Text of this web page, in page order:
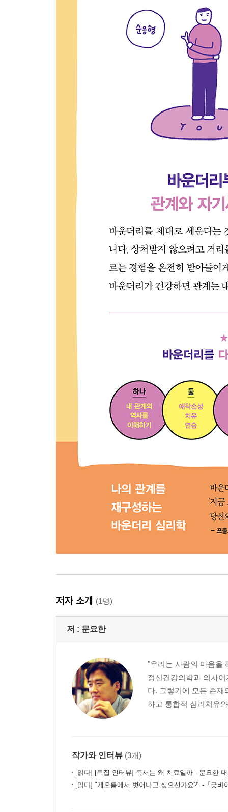
17장. 애착손상 치유 연습
관계가 달라질 수 있을까? · 과거와 현재의 관계
18장. 바운더리를 세우는 자기표현 훈련 P.A.C.E.
1단계. 일단 멈춤Pause_멈추고 자동반응을 보
조절Control_상황과 상대에 따라 자신의 반응 조
19장. ‘아니오’ 연습
결정권은 당신에게 있다 · 부탁 훈련: 나는 부탁
뿐 · 바운더리 유형별 거절 훈련 · 관계를 끊어야
20장. ‘자기 세계’ 만들기
지금껏 내 삶에는 내가 있었는가? · 건강한 자기
에필로그 / 바운더리는 바운더리를 넘어선다
저자 소개 (1명)
저 : 문요한
"우리는 사람의 마음을
정신건강의학과 의사
다. 그렇기에 모든 존재
하고 통합적 심리치유
작가와 인터뷰 (3개)
[읽다] [특집 인터뷰] 독서는 왜 치료일까 - 문요한
[읽다] "게으름에서 벗어나고 싶으신가요?" -『굿바이,